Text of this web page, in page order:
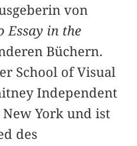
von
Essay in the
Büchern.
School of Visual
Independent
York und ist
des